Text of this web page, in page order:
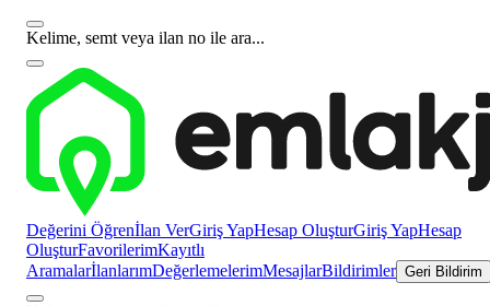
Kelime, semt veya ilan no ile ara...
Değerini Öğrenİlan VerGiriş YapHesap OluşturGiriş YapHesap
OluşturFavorilerimKayıtlı
AramalarİlanlarımDeğerlemelerimMesajlarBildirimler Geri Bildirim